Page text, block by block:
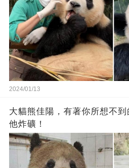
2024/01/13
大貓熊佳陽，有著你所想不
他炸礦！